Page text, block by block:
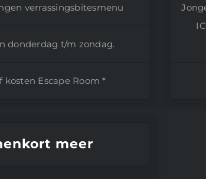
verrassingsbitesmenu
donderdag t/m zondag.
kosten Escape Room *
meer